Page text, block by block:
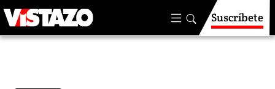
Suscríbete